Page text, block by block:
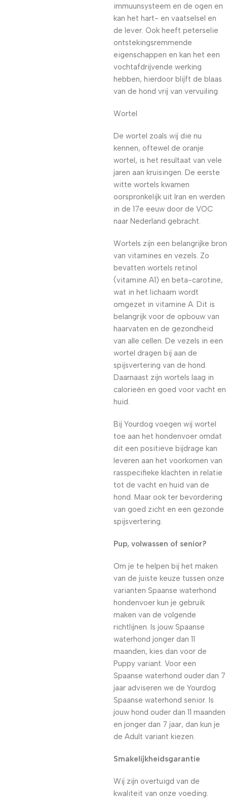
immuunsysteem en de ogen en
kan het hart- en vaatselsel en
de lever. Ook heeft peterselie
ontstekingsremmende
eigenschappen en kan het een
vochtafdrijvende werking
hebben, hierdoor blijft de blaas
van de hond vrij van vervuiling.
Wortel
De wortel zoals wij die nu
kennen, oftewel de oranje
wortel, is het resultaat van vele
jaren aan kruisingen. De eerste
witte wortels kwamen
oorspronkelijk uit Iran en werden
in de 17e eeuw door de VOC
naar Nederland gebracht.
Wortels zijn een belangrijke bron
van vitamines en vezels. Zo
bevatten wortels retinol
(vitamine A1) en beta-carotine,
wat in het lichaam wordt
omgezet in vitamine A. Dit is
belangrijk voor de opbouw van
haarvaten en de gezondheid
van alle cellen. De vezels in een
wortel dragen bij aan de
spijsvertering van de hond.
Daarnaast zijn wortels laag in
calorieën en goed voor vacht en
huid.
Bij Yourdog voegen wij wortel
toe aan het hondenvoer omdat
dit een positieve bijdrage kan
leveren aan het voorkomen van
rasspecifieke klachten in relatie
tot de vacht en huid van de
hond. Maar ook ter bevordering
van goed zicht en een gezonde
spijsvertering.
Pup, volwassen of senior?
Om je te helpen bij het maken
van de juiste keuze tussen onze
varianten Spaanse waterhond
hondenvoer kun je gebruik
maken van de volgende
richtlijnen. Is jouw Spaanse
waterhond jonger dan 11
maanden, kies dan voor de
Puppy variant. Voor een
Spaanse waterhond ouder dan 7
jaar adviseren we de Yourdog
Spaanse waterhond senior. Is
jouw hond ouder dan 11 maanden
en jonger dan 7 jaar, dan kun je
de Adult variant kiezen.
Smakelijkheidsgarantie
Wij zijn overtuigd van de
kwaliteit van onze voeding.